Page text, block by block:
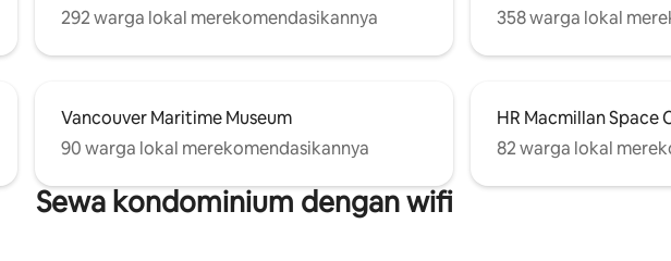
292 warga lokal merekomendasikannya
358 warga lokal
Vancouver Maritime Museum
90 warga lokal merekomendasikannya
HR Macmillan Space
82 warga lokal
Sewa kondominium dengan wifi